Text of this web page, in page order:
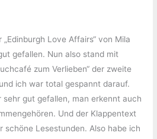
Love Affairs“ von Mila
gefallen. Nun also stand mit
zum Verlieben“ der zweite
ich war total gespannt darauf.
sehr gut gefallen, man erkennt auch
Und der Klappentext
schöne Lesestunden. Also habe ich